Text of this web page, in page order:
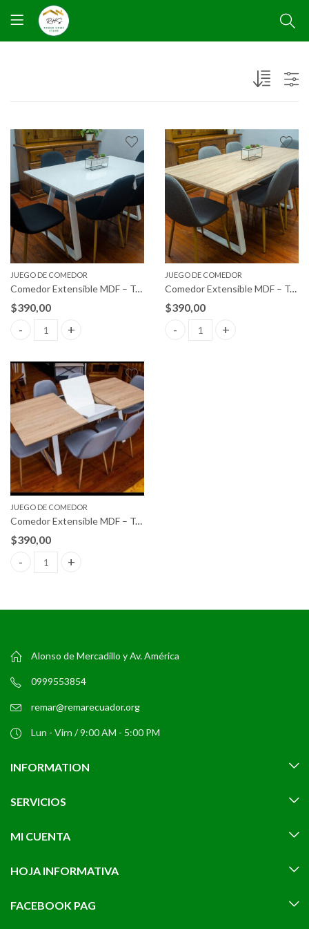
JUEGO DE COMEDOR
Comedor Extensible MDF – Tapizada
$390,00
Comedor Extensible MDF – Tapizada quantity
JUEGO DE COMEDOR
Comedor Extensible MDF – Tapizada
$390,00
Comedor Extensible MDF –
JUEGO DE COMEDOR
Comedor Extensible MDF – Tapizada
$390,00
Comedor Extensible MDF – Tapizada quantity
Alonso de Mercadillo y Av. América
0999553854
remar@remarecuador.org
Lun - Virn / 9:00 AM - 5:00 PM
INFORMATION
SERVICIOS
MI CUENTA
HOJA INFORMATIVA
FACEBOOK PAG